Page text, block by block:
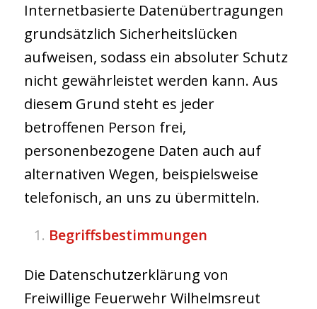
Internetbasierte Datenübertragungen
grundsätzlich Sicherheitslücken
aufweisen, sodass ein absoluter Schutz
nicht gewährleistet werden kann. Aus
diesem Grund steht es jeder
betroffenen Person frei,
personenbezogene Daten auch auf
alternativen Wegen, beispielsweise
telefonisch, an uns zu übermitteln.
Begriffsbestimmungen
Die Datenschutzerklärung von
Freiwillige Feuerwehr Wilhelmsreut